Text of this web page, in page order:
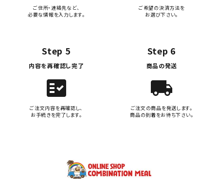
ご住所・連絡先など、
必要な情報を入力します。
ご希望の決済方法を
お選び下さい。
Step 5
内容を再確認し完了
fact_check
ご注文内容を再確認し、
お手続きを完了します。
Step 6
商品の発送
local_shipping
ご注文の商品を発送します。
商品の到着をお待ち下さい。